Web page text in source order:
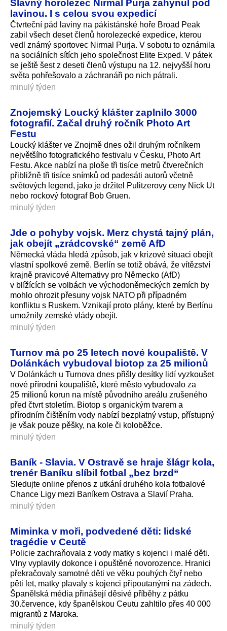
Slavný horolezec Nirmal Purja zahynul pod
lavinou. I s celou svou expedicí
Čtvrteční pád laviny na pákistánské hoře Broad Peak
zabil všech deset členů horolezecké expedice, kterou
vedl známý sportovec Nirmal Purja. V sobotu to oznámila
na sociálních sítích jeho společnost Elite Exped. V pátek
se ještě šest z deseti členů výstupu na 12. nejvyšší horu
světa pohřešovalo a záchranáři po nich pátrali.
minulý týden
Znojemský Loucký klášter zaplnilo 3000
fotografií. Začal druhý ročník Photo Art
Festu
Loucký klášter ve Znojmě dnes ožil druhým ročníkem
největšího fotografického festivalu v Česku, Photo Art
Festu. Akce nabízí na ploše tři tisíce metrů čtverečních
přibližně tři tisíce snímků od padesáti autorů včetně
světových legend, jako je držitel Pulitzerovy ceny Nick Ut
nebo rockový fotograf Bob Gruen.
minulý týden
Jde o pohyby vojsk. Merz chystá tajný plán,
jak obejít „zrádcovské“ země AfD
Německá vláda hledá způsob, jak v krizové situaci obejít
vlastní spolkové země. Berlín se totiž obává, že vítězství
krajně pravicové Alternativy pro Německo (AfD)
v blížících se volbách ve východoněmeckých zemích by
mohlo ohrozit přesuny vojsk NATO při případném
konfliktu s Ruskem. Vznikají proto plány, které by Berlínu
umožnily zemské vlády obejít.
minulý týden
Turnov má po 25 letech nové koupaliště. V
Dolánkách vybudoval biotop za 25 milionů
V Dolánkách u Turnova dnes přišly desítky lidí vyzkoušet
nové přírodní koupaliště, které město vybudovalo za
25 milionů korun na místě původního areálu zrušeného
před čtvrt stoletím. Biotop s organickým tvarem a
přírodním čištěním vody nabízí bezplatný vstup, přístupný
je však pouze pěšky, na kole či koloběžce.
minulý týden
Baník - Slavia. V Ostravě se hraje šlágr kola,
trenér Baníku slíbil fotbal „bez brzd“
Sledujte online přenos z utkání druhého kola fotbalové
Chance Ligy mezi Baníkem Ostrava a Slavií Praha.
minulý týden
Miminka v moři, podvedené děti: lidské
tragédie v Ceutě
Policie zachraňovala z vody matky s kojenci i malé děti.
Vlny vyplavily dokonce i opuštěné novorozence. Hranici
překračovaly samotné děti ve věku pouhých čtyř nebo
pěti let, matky plavaly s kojenci připoutanými na zádech.
Španělská média přinášejí děsivé příběhy z pátku
30.července, kdy španělskou Ceutu zahltilo přes 40 000
migrantů z Maroka.
minulý týden